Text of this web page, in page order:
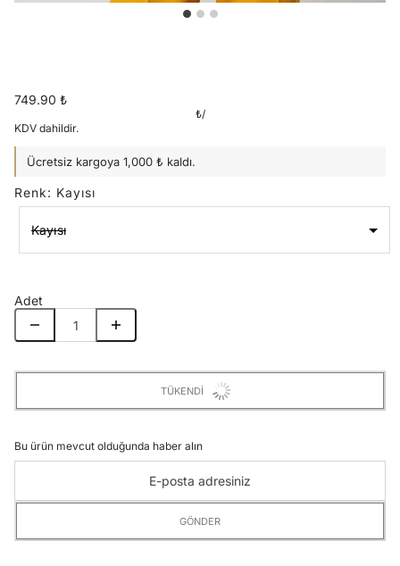
749.90 ₺
₺/
KDV dahildir.
Ücretsiz kargoya 1,000 ₺ kaldı.
Renk: Kayısı
Kayısı
Kayısı
Adet
TÜKENDI
Bu ürün mevcut olduğunda haber alın
GÖNDER